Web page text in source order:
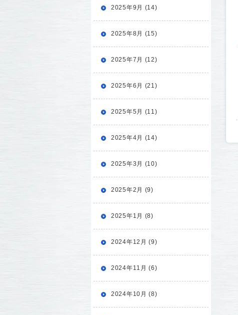
2025年9月 (14)
2025年8月 (15)
2025年7月 (12)
2025年6月 (21)
2025年5月 (11)
2025年4月 (14)
2025年3月 (10)
2025年2月 (9)
2025年1月 (8)
2024年12月 (9)
2024年11月 (6)
2024年10月 (8)